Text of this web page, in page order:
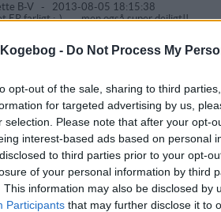
- Do Not Process My
opt-out of the sale, sharing to third
for targeted advertising by us,
selection. Please note that after your opt-
interest-based ads based on personal
to third parties prior to your opt-
of your personal information by third
This information may also be disclosed by
Participants that may further disclose it to
B-V - 2013-08-05 18:15:38
ER farligt :-) .......men også super dejligt!!
-
2013-06-09 05:27:05
fraråder at man bruger øl-dåser
-2012-05-28 15:16:40
ide med øllet til kylling, men brug nu en
en masse kemi fra trykket på dåsen. Så for
side.
-2012-04-27 17:15:07
jeg hørt om den så mange gange, at nu skal
på sådan noget pjat. Bruger i heller ikke
i alu foliebakker????? Pas på man ikke